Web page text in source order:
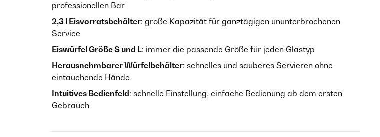
professionellen Bar
2,3 l Eisvorratsbehälter: große Kapazität für ganztägigen ununterbrochenen
Service
Eiswürfel Größe S und L: immer die passende Größe für jeden Glastyp
Herausnehmbarer Würfelbehälter: schnelles und sauberes Servieren ohne
eintauchende Hände
Intuitives Bedienfeld : schnelle Einstellung, einfache Bedienung ab dem ersten
Gebrauch